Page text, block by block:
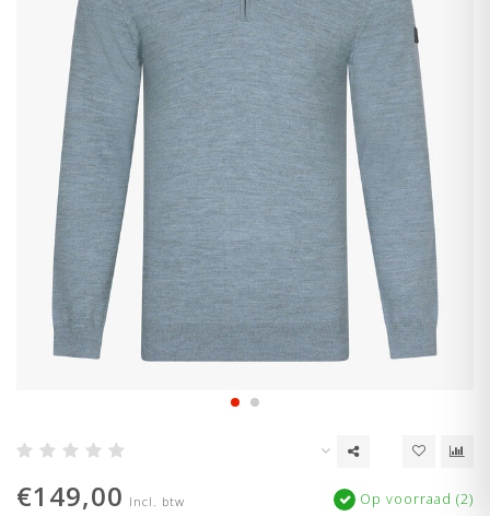
€149,00 Incl. btw Op voorraad (2)